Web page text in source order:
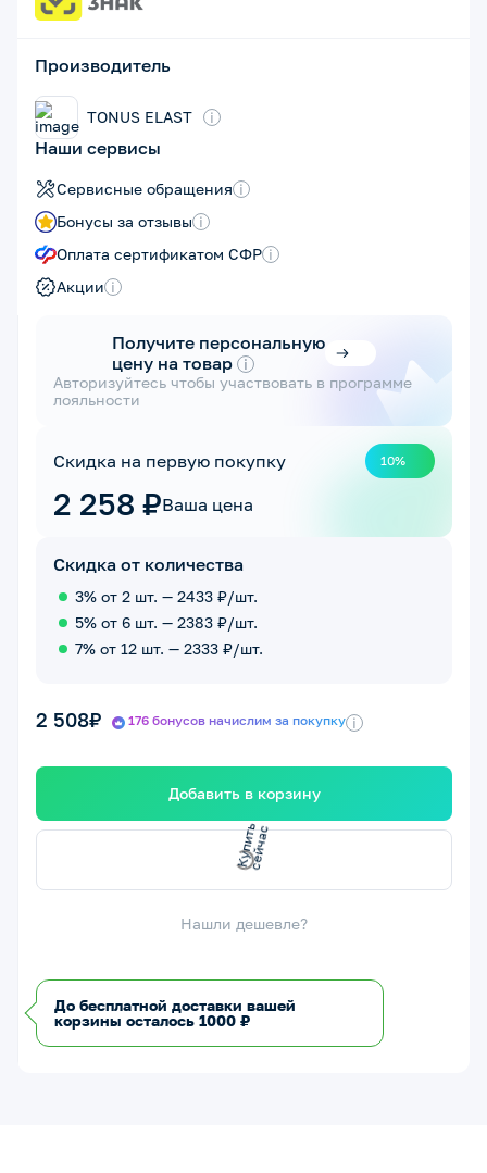
Производитель
TONUS ELAST i
Наши сервисы
Сервисные обращения i
Бонусы за отзывы i
Оплата сертификатом СФР i
Акции i
Получите персональную
цену на товар i
Авторизуйтесь чтобы участвовать в программе
лояльности
Скидка на первую покупку 10%
2 258 ₽Ваша цена
Скидка от количества
3% от 2 шт. — 2433 ₽/шт.
5% от 6 шт. — 2383 ₽/шт.
7% от 12 шт. — 2333 ₽/шт.
2 508₽ 176 бонусов начислим за покупку i
Добавить в корзину
К
у
п
и
т
ь
с
е
й
ч
а
с
Нашли дешевле?
До бесплатной доставки вашей
корзины осталось 1000 ₽